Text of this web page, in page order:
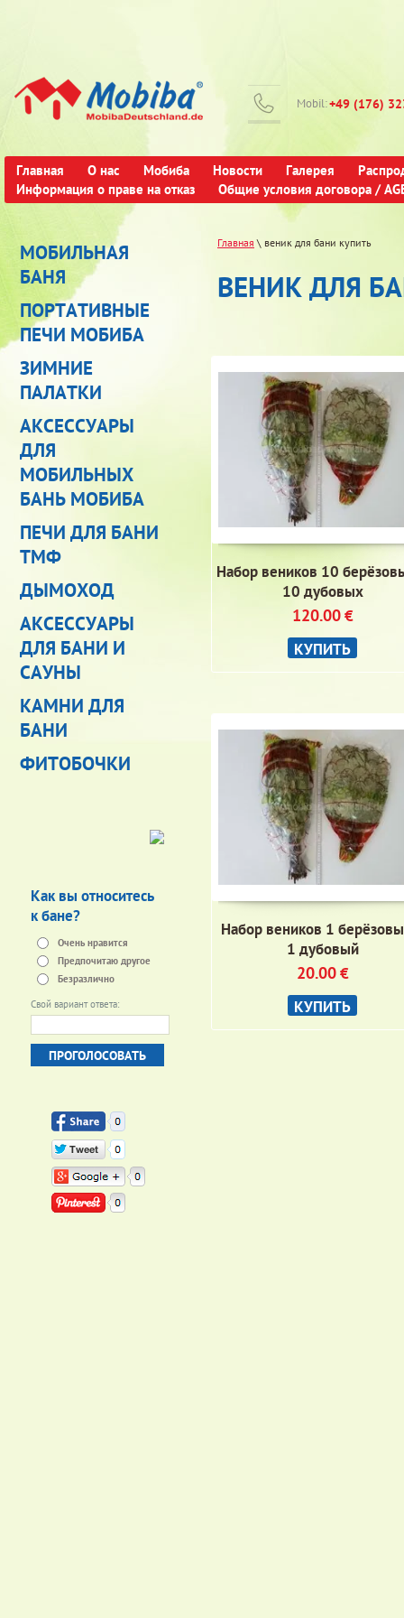
Mobil:+49 (176)
Главная О нас Мобиба Новости Галерея
Информация о праве на отказ
Общие условия договора /
МОБИЛЬНАЯ
БАНЯ
ПОРТАТИВНЫЕ
ПЕЧИ МОБИБА
ЗИМНИЕ
ПАЛАТКИ
АКСЕССУАРЫ
ДЛЯ
МОБИЛЬНЫХ
БАНЬ МОБИБА
ПЕЧИ ДЛЯ БАНИ
ТМФ
ДЫМОХОД
АКСЕССУАРЫ
ДЛЯ БАНИ И
САУНЫ
КАМНИ ДЛЯ
БАНИ
ФИТОБОЧКИ
Как вы относитесь
к бане?
Очень нравится
Предпочитаю другое
Безразлично
Свой вариант ответа:
Главная \ веник для бани купить
ВЕНИК ДЛЯ
Набор веников 10
10 дубовых
120.00€
КУПИТЬ
Набор веников 1
1 дубовый
20.00€
КУПИТЬ